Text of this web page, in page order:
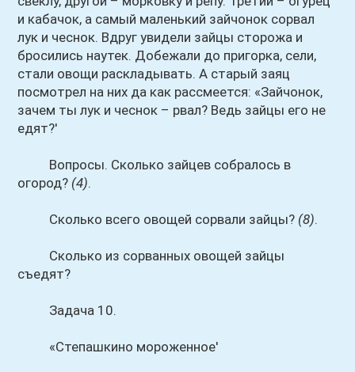
и кабачок, а самый маленький зайчонок сорвал
лук и чеснок. Вдруг увидели зайцы сторожа и
бросились наутек. Добежали до пригорка, сели,
стали овощи раскладывать. А старый заяц
посмотрел на них да как рассмеется: «Зайчонок,
зачем ты лук и чеснок – рвал? Ведь зайцы его не
едят?'
Вопросы. Сколько зайцев собралось в
огород? (4).
Сколько всего овощей сорвали зайцы? (8).
Сколько из сорванных овощей зайцы
съедят?
Задача 10.
«Степашкино мороженное'